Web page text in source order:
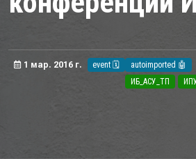
1 мар. 2016 г. event 🗓️
autoimported 🤖
ИБ_АСУ_ТП